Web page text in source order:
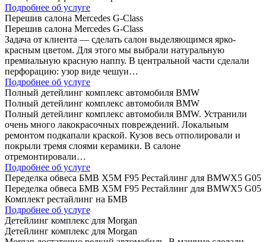
Подробнее об услуге
Перешив салона Mercedes G-Class
Перешив салона Mercedes G-Class
Задача от клиента — сделать салон выделяющимся ярко-
красным цветом. Для этого мы выбрали натуральную
премиальную красную наппу. В центральной части сделали
перфорацию: узор виде чешуи…
Подробнее об услуге
Полный детейлинг комплекс автомобиля BMW
Полный детейлинг комплекс автомобиля BMW
Полный детейлинг комплекс автомобиля BMW. Устранили
очень много лакокрасочных повреждений. Локальным
ремонтом подкапали краской. Кузов весь отполировали и
покрыли тремя слоями керамики. В салоне
отремонтировали…
Подробнее об услуге
Переделка обвеса БМВ Х5М F95 Рестайлинг для BMWX5 G05
Переделка обвеса БМВ Х5М F95 Рестайлинг для BMWX5 G05
Комплект рестайлинг на БМВ
Подробнее об услуге
Детейлинг комплекс для Morgan
Детейлинг комплекс для Morgan